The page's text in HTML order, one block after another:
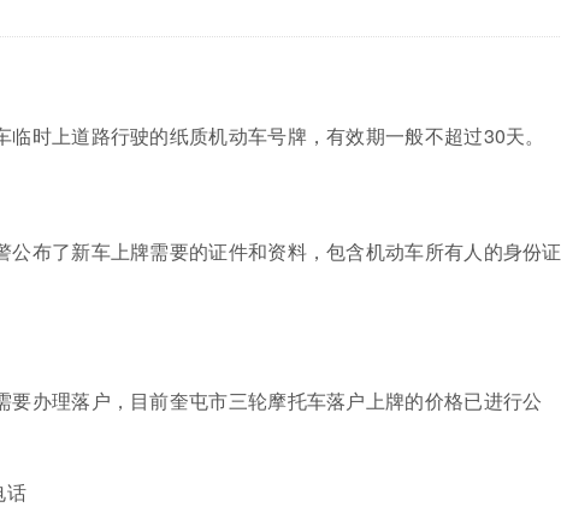
时上道路行驶的纸质机动车号牌，有效期一般不超过30天。
布了新车上牌需要的证件和资料，包含机动车所有人的身份证
办理落户，目前奎屯市三轮摩托车落户上牌的价格已进行公
话